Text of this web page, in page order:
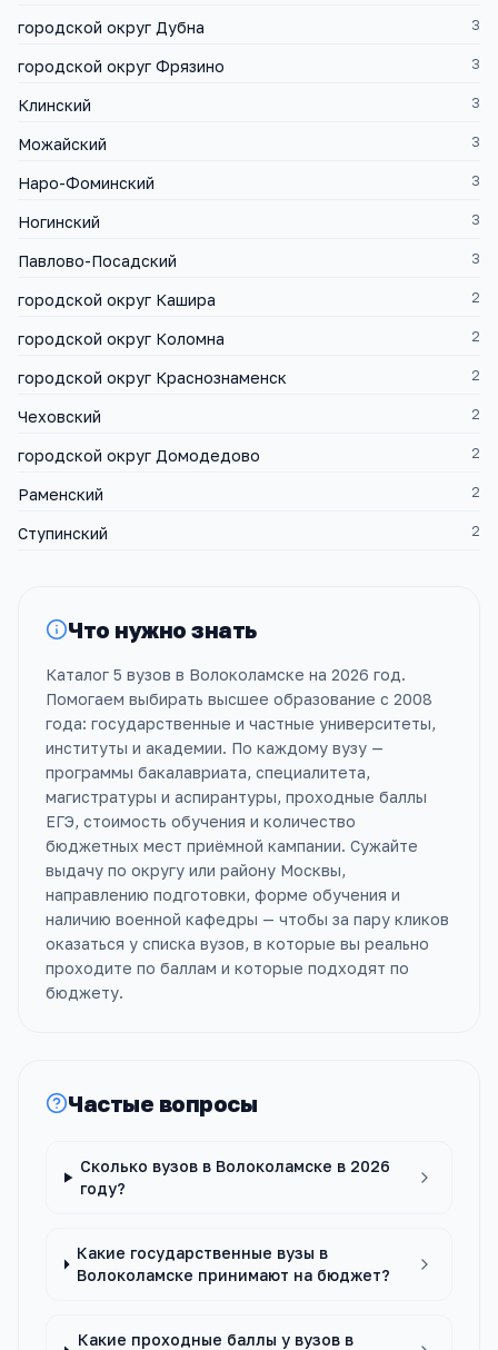
городской округ Дубна 3
городской округ Фрязино 3
Клинский 3
Можайский 3
Наро-Фоминский 3
Ногинский 3
Павлово-Посадский 3
городской округ Кашира 2
городской округ Коломна 2
городской округ Краснознаменск 2
Чеховский 2
городской округ Домодедово 2
Раменский 2
Ступинский 2
Что нужно знать
Каталог 5 вузов в Волоколамске на 2026 год.
Помогаем выбирать высшее образование с 2008
года: государственные и частные университеты,
институты и академии. По каждому вузу —
программы бакалавриата, специалитета,
магистратуры и аспирантуры, проходные баллы
ЕГЭ, стоимость обучения и количество
бюджетных мест приёмной кампании. Сужайте
выдачу по округу или району Москвы,
направлению подготовки, форме обучения и
наличию военной кафедры — чтобы за пару кликов
оказаться у списка вузов, в которые вы реально
проходите по баллам и которые подходят по
бюджету.
Частые вопросы
Сколько вузов в Волоколамске в 2026
году?
Какие государственные вузы в
Волоколамске принимают на бюджет?
Какие проходные баллы у вузов в